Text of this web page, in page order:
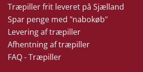
Træpiller frit leveret på Sjælland
Spar penge med "nabokøb"
Levering af træpiller
Afhentning af træpiller
FAQ - Træpiller